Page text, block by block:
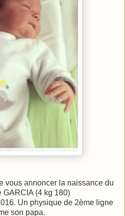
vous annoncer la naissance du
GARCIA (4 kg 180)
Un physique de 2ème ligne
son papa.